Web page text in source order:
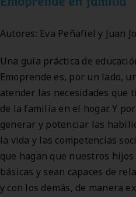
Autores: Eva Peñafiel y Juan
Una guía práctica de
Emoprende es, por un lado,
atender las necesidades que
de la familia en el hogar. Y
generar y potenciar las
la vida y las competencias
que hagan que nuestros
básicas y sean capaces de
y con los demás, de manera